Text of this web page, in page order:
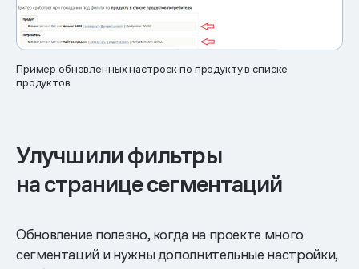
Пример обновленных настроек по продукту в списке
продуктов
Улучшили фильтры
на странице сегментаций
Обновление полезно, когда на проекте много
сегментаций и нужны дополнительные настройки,